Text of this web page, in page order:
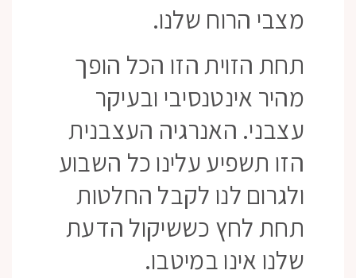
מצבי הרוח שלנו.
תחת הזוית הזו הכל הופך
מהיר אינטנסיבי ובעיקר
עצבני. האנרגיה העצבנית
הזו תשפיע עלינו כל השבוע
ולגרום לנו לקבל החלטות
תחת לחץ כששיקול הדעת
שלנו אינו במיטבו.